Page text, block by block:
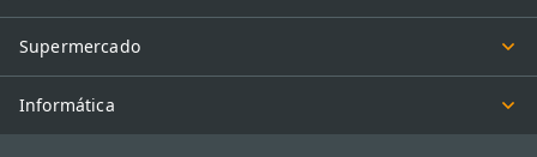
Supermercado
Informática